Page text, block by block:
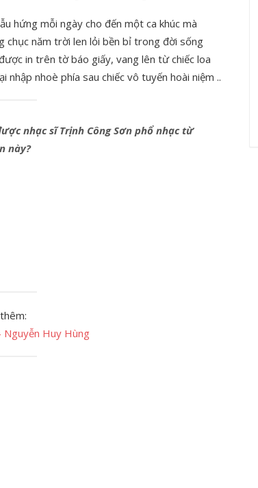
hứng mỗi ngày cho đến một ca khúc mà
chục năm trời len lỏi bền bỉ trong đời sống
in trên tờ báo giấy, vang lên từ chiếc loa
nhoè phía sau chiếc vô tuyến hoài niệm ..
nhạc sĩ Trịnh Công Sơn phổ nhạc từ
này?
Nguyễn Huy Hùng